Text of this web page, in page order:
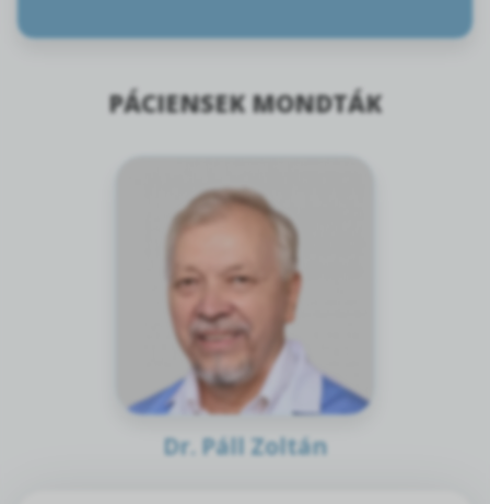
PÁCIENSEK MONDTÁK
Dr. Páll Zoltán